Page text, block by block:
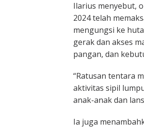
Ilarius menyebut,
2024 telah
mengungsi ke
gerak dan akses
pangan, dan
“Ratusan tentara
aktivitas sipil
anak-anak dan
Ia juga